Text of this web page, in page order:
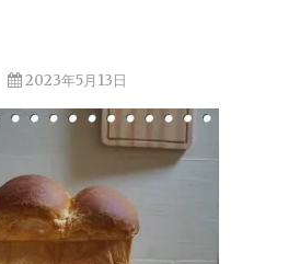
2023年5月13日